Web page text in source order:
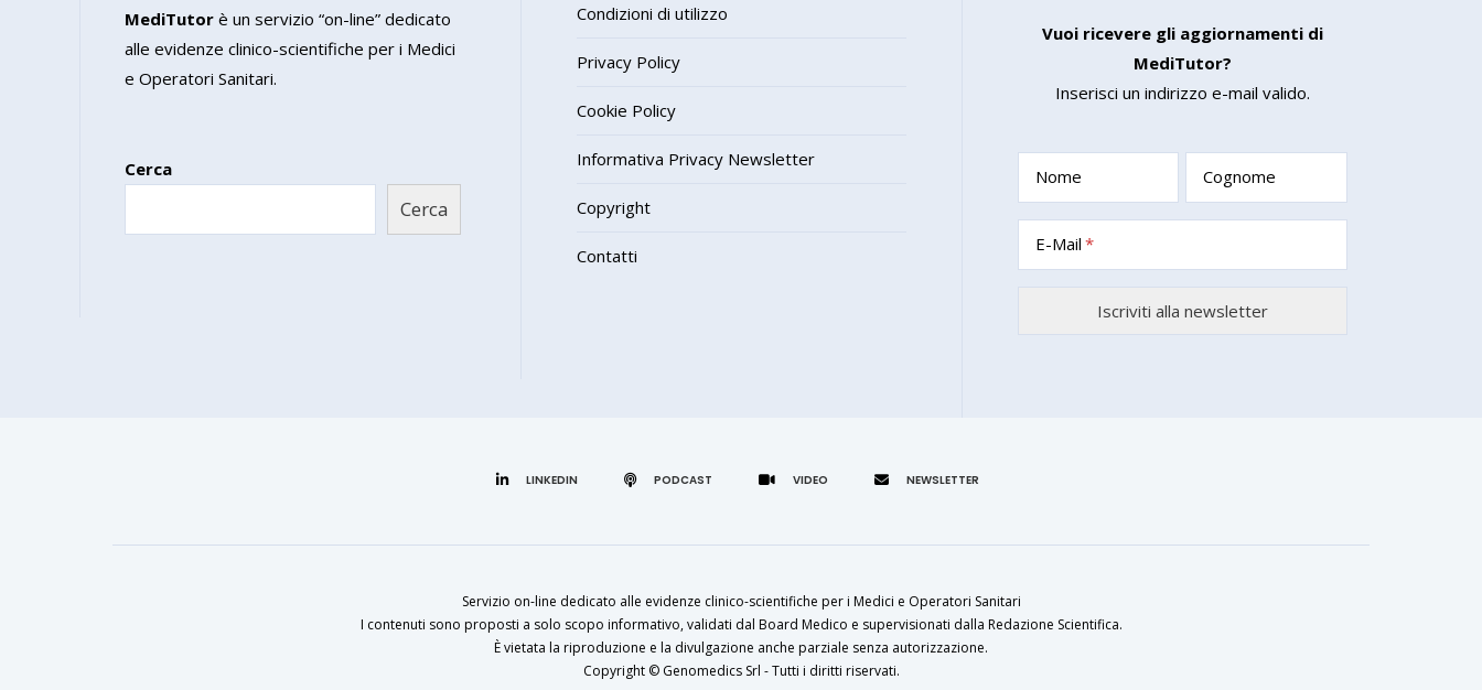
MediTutor è un servizio “on-line” dedicato
alle evidenze clinico-scientifiche per i Medici
e Operatori Sanitari.
Cerca
Cerca
Condizioni di utilizzo
Privacy Policy
Cookie Policy
Informativa Privacy Newsletter
Copyright
Contatti
Vuoi ricevere gli aggiornamenti di
MediTutor?
Inserisci un indirizzo e-mail valido.
Nome Cognome
E-Mail
LINKEDIN
Servizio on-line dedicato alle evidenze clinico-scientifiche per i Medici e Operatori Sanitari
I contenuti sono proposti a solo scopo informativo, validati dal Board Medico e supervisionati dalla Redazione Scientifica.
È vietata la riproduzione e la divulgazione anche parziale senza autorizzazione.
Copyright © Genomedics Srl - Tutti i diritti riservati.